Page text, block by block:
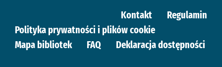
Kontakt
Regulamin
Polityka prywatności i plików cookie
Mapa bibliotek
FAQ Deklaracja dostępności